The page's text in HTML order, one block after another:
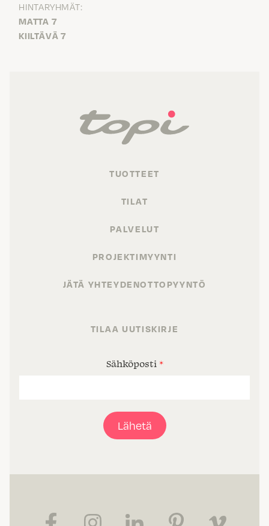
HINTARYHMÄT:
MATTA 7
KIILTÄVÄ 7
TUOTTEET
TILAT
PALVELUT
PROJEKTIMYYNTI
JÄTÄ YHTEYDENOTTOPYYNTÖ
TILAA UUTISKIRJE
Sähköposti *
Lähetä